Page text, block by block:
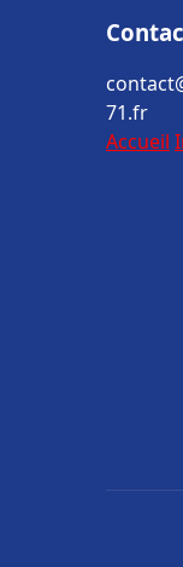
71.fr
Accueil